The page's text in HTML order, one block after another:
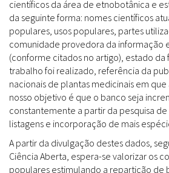
científicos da área de etnobotânica e
da seguinte forma: nomes científicos
populares, usos populares, partes
comunidade provedora da informação
(conforme citados no artigo), estado
trabalho foi realizado, referência da
nacionais de plantas medicinais em
nosso objetivo é que o banco seja
constantemente a partir da pesquisa de
listagens e incorporação de mais
A partir da divulgação destes dados,
Ciência Aberta, espera-se valorizar os
populares estimulando a repartição de